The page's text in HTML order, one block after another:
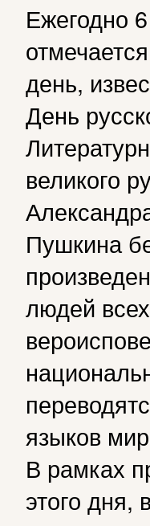
Ежегодно
день,
День
великого
Пушкина
людей
языков
В рамках
этого дня,